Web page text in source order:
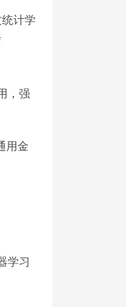
计学
，强
用金
学习